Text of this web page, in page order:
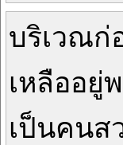
บริเวณก่
เหลืออยู่
เป็นคนส